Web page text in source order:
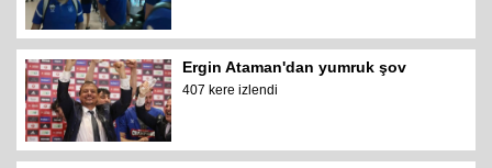
Ergin Ataman'dan yumruk şov
407 kere izlendi